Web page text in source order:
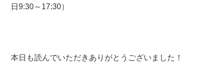
日9:30～17:30）
本日も読んでいただきありがとうございました！